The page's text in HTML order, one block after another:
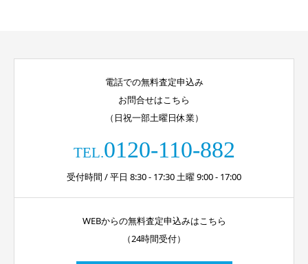
電話での無料査定申込み
お問合せはこちら
（日祝一部土曜日休業）
TEL.0120-110-882
受付時間 / 平日 8:30 - 17:30 土曜 9:00 - 17:00
WEBからの無料査定申込みはこちら
（24時間受付）